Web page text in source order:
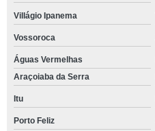
Villágio Ipanema
Vossoroca
Águas Vermelhas
Araçoiaba da Serra
Itu
Porto Feliz